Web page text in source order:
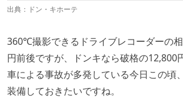
出典： ドン・キホーテ
360℃撮影できるドライブレコーダーの
円前後ですが、ドンキなら破格の12,800
車による事故が多発している今日この頃
装備しておきたいですね。